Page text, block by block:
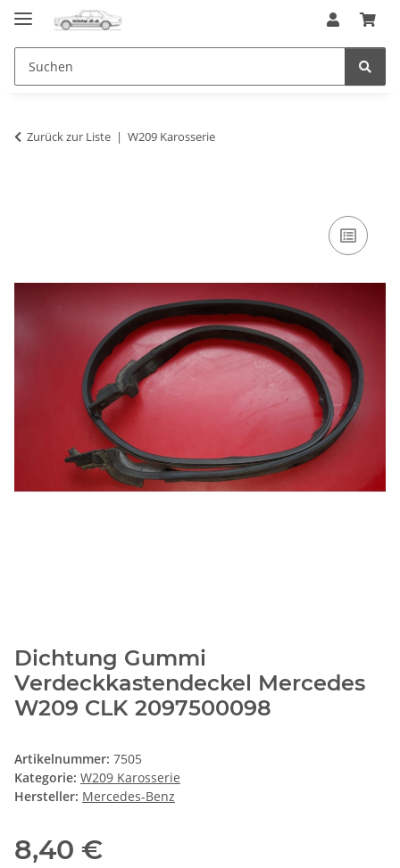
Zurück zur Liste W209 Karosserie
Dichtung Gummi
Verdeckkastendeckel Mercedes
W209 CLK 2097500098
Artikelnummer: 7505
Kategorie: W209 Karosserie
Hersteller: Mercedes-Benz
8,40 €